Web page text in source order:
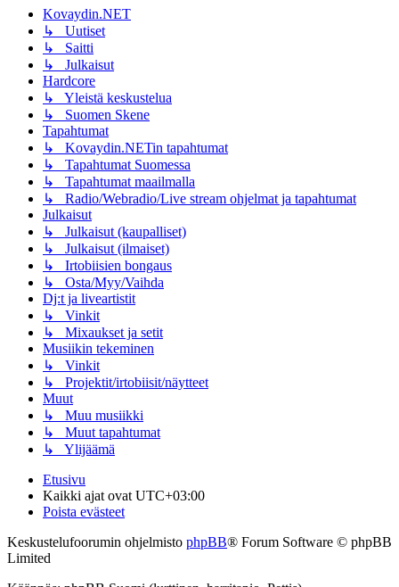
Kovaydin.NET
↳ Uutiset
↳ Saitti
↳ Julkaisut
Hardcore
↳ Yleistä keskustelua
↳ Suomen Skene
Tapahtumat
↳ Kovaydin.NETin tapahtumat
↳ Tapahtumat Suomessa
↳ Tapahtumat maailmalla
↳ Radio/Webradio/Live stream ohjelmat ja tapahtumat
Julkaisut
↳ Julkaisut (kaupalliset)
↳ Julkaisut (ilmaiset)
↳ Irtobiisien bongaus
↳ Osta/Myy/Vaihda
Dj:t ja liveartistit
↳ Vinkit
↳ Mixaukset ja setit
Musiikin tekeminen
↳ Vinkit
↳ Projektit/irtobiisit/näytteet
Muut
↳ Muu musiikki
↳ Muut tapahtumat
↳ Ylijäämä
Etusivu
Kaikki ajat ovat UTC+03:00
Poista evästeet
Keskustelufoorumin ohjelmisto phpBB® Forum Software © phpBB
Limited